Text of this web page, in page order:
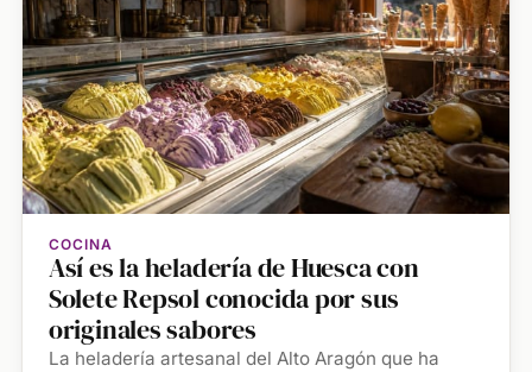
COCINA
Así es la heladería de Huesca con
Solete Repsol conocida por sus
originales sabores
La heladería artesanal del Alto Aragón que ha